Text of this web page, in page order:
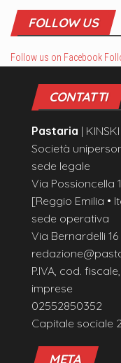
FOLLOW US
Follow us on Facebook
CONTATTI
Pastaria |
Società
sede legale
Via Possioncella
[Reggio Emilia •
sede operativa
Via Bernardelli 16
P.IVA, cod.
imprese
02552850352
Capitale sociale
META